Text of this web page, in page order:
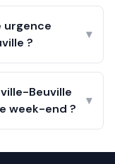
urgence
?
▾
Beuville
week-end ?
▾